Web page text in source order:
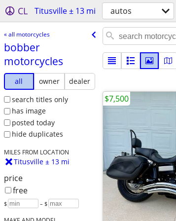
CL Titusville ± 13 mi autos
« all motorcycles
bobber
motorcycles
all owner
dealer
search titles only
has image
posted today
hide duplicates
MILES FROM LOCATION
Titusville ± 13 mi
price
free
$ – $
$7,500